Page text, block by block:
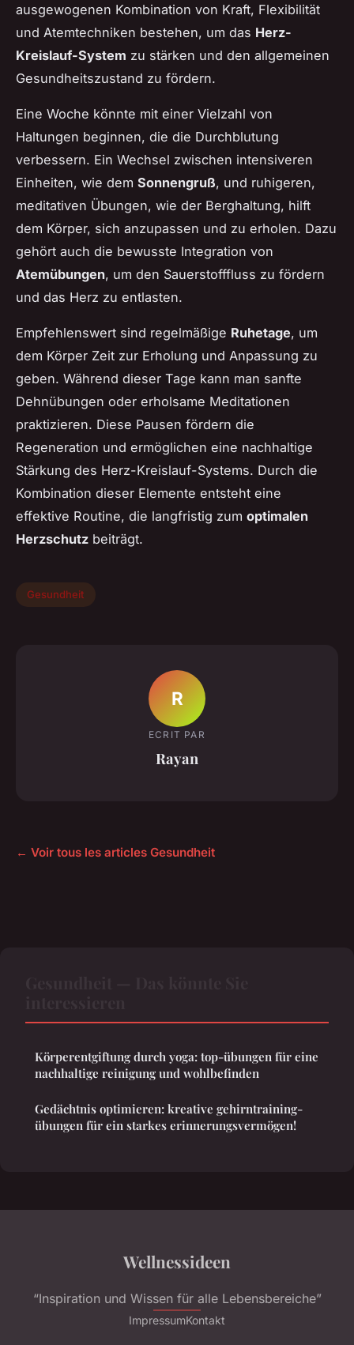
ausgewogenen Kombination von Kraft, Flexibilität
und Atemtechniken bestehen, um das Herz-
Kreislauf-System zu stärken und den allgemeinen
Gesundheitszustand zu fördern.
Eine Woche könnte mit einer Vielzahl von
Haltungen beginnen, die die Durchblutung
verbessern. Ein Wechsel zwischen intensiveren
Einheiten, wie dem Sonnengruß, und ruhigeren,
meditativen Übungen, wie der Berghaltung, hilft
dem Körper, sich anzupassen und zu erholen. Dazu
gehört auch die bewusste Integration von
Atemübungen, um den Sauerstofffluss zu fördern
und das Herz zu entlasten.
Empfehlenswert sind regelmäßige Ruhetage, um
dem Körper Zeit zur Erholung und Anpassung zu
geben. Während dieser Tage kann man sanfte
Dehnübungen oder erholsame Meditationen
praktizieren. Diese Pausen fördern die
Regeneration und ermöglichen eine nachhaltige
Stärkung des Herz-Kreislauf-Systems. Durch die
Kombination dieser Elemente entsteht eine
effektive Routine, die langfristig zum optimalen
Herzschutz beiträgt.
Gesundheit
R
ECRIT PAR
Rayan
← Voir tous les articles Gesundheit
Körperentgiftung durch yoga: top-übungen für eine
nachhaltige reinigung und wohlbefinden
Gedächtnis optimieren: kreative gehirntraining-
übungen für ein starkes erinnerungsvermögen!
Wellnessideen
“Inspiration und Wissen für alle Lebensbereiche”
ImpressumKontakt